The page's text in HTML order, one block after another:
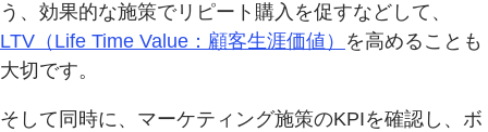
う、効果的な施策でリピート購入を促すなどして、
LTV（Life Time Value：顧客生涯価値） を高めることも
大切です。
そして同時に、マーケティング施策のKPIを確認し、ボ